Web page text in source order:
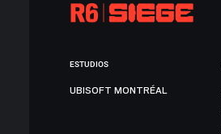
ESTUDIOS
UBISOFT MONTRÉAL